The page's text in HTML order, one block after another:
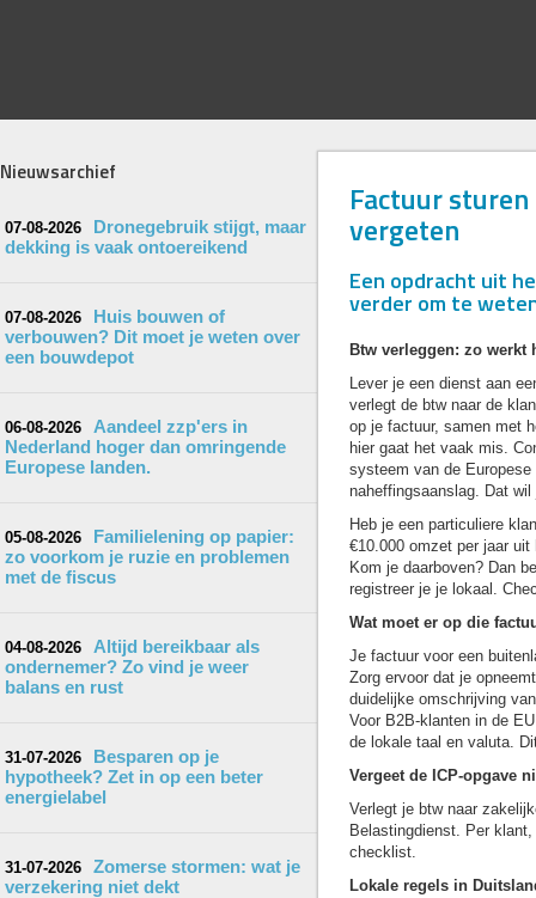
Nieuwsarchief
07-08-2026
Dronegebruik stijgt, maar
dekking is vaak ontoereikend
07-08-2026
Huis bouwen of
verbouwen? Dit moet je weten over
een bouwdepot
06-08-2026
Aandeel zzp'ers in
Nederland hoger dan omringende
Europese landen.
05-08-2026
Familielening op papier:
zo voorkom je ruzie en problemen
met de fiscus
04-08-2026
Altijd bereikbaar als
ondernemer? Zo vind je weer
balans en rust
31-07-2026
Besparen op je
hypotheek? Zet in op een beter
energielabel
31-07-2026
Zomerse stormen: wat je
verzekering niet dekt
Factuur
vergeten
Een opdracht uit
verder om te
Btw verleggen: zo werkt
Lever je een dienst aan
verlegt de btw naar de
op je factuur, samen met
hier gaat het vaak mis.
systeem van de
naheffingsaanslag. Dat wil
Heb je een particuliere
€10.000 omzet per jaar
Kom je daarboven? Dan
registreer je je lokaal.
Wat moet er op die
Je factuur voor een
Zorg ervoor dat je
duidelijke omschrijving
Voor B2B-klanten in de
de lokale taal en valuta.
Vergeet de ICP-opgave
Verlegt je btw naar
Belastingdienst. Per
checklist.
Lokale regels in